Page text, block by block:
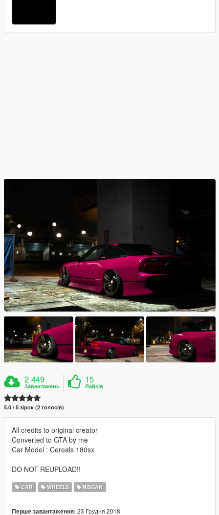
2 449
Завантажень
15
Лайків
5.0 / 5 зірок (2 голосів)
All credits to original creator
Converted to GTA by me
Car Model : Cereals 180sx
DO NOT REUPLOAD!!
CAR WHEELS NISSAN
Перше завантаження: 23 Грудня 2018